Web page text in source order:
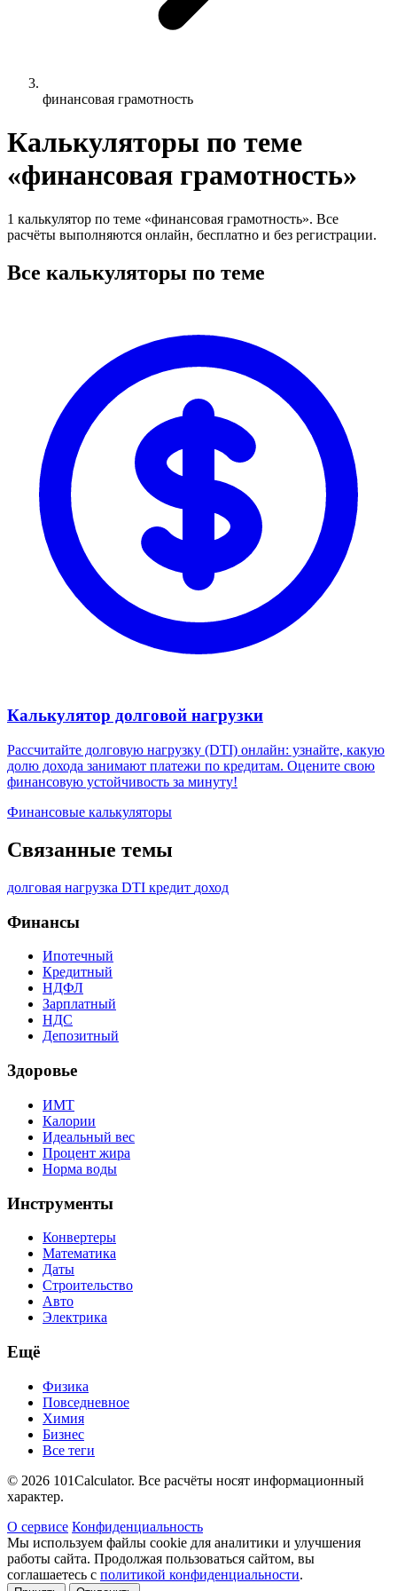
финансовая грамотность
Калькуляторы по теме
«финансовая грамотность»
1 калькулятор по теме «финансовая грамотность». Все
расчёты выполняются онлайн, бесплатно и без регистрации.
Все калькуляторы по теме
Калькулятор долговой нагрузки
Рассчитайте долговую нагрузку (DTI) онлайн: узнайте, какую
долю дохода занимают платежи по кредитам. Оцените свою
финансовую устойчивость за минуту!
Финансовые калькуляторы
Связанные темы
долговая нагрузка DTI кредит доход
Финансы
Ипотечный
Кредитный
НДФЛ
Зарплатный
НДС
Депозитный
Здоровье
ИМТ
Калории
Идеальный вес
Процент жира
Норма воды
Инструменты
Конвертеры
Математика
Даты
Строительство
Авто
Электрика
Ещё
Физика
Повседневное
Химия
Бизнес
Все теги
© 2026 101Calculator. Все расчёты носят информационный
характер.
О сервисе Конфиденциальность
Мы используем файлы cookie для аналитики и улучшения
работы сайта. Продолжая пользоваться сайтом, вы
соглашаетесь с политикой конфиденциальности.